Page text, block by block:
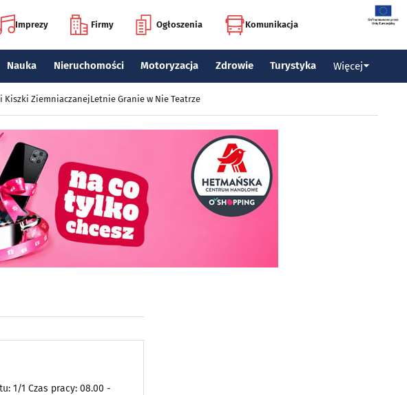
Imprezy Firmy Ogłoszenia Komunikacja
Nauka Nieruchomości Motoryzacja Zdrowie Turystyka Więcej
Kiszki ZiemniaczanejLetnie Granie w Nie Teatrze
1/1 Czas pracy: 08.00 -